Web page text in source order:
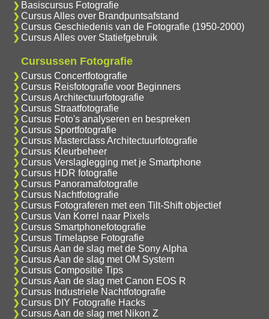
Basiscursus Fotografie
Cursus Alles over Brandpuntsafstand
Cursus Geschiedenis van de Fotografie (1950-2000)
Cursus Alles over Statiefgebruik
Cursussen Fotografie
Cursus Concertfotografie
Cursus Reisfotografie voor Beginners
Cursus Architectuurfotografie
Cursus Straatfotografie
Cursus Foto's analyseren en bespreken
Cursus Sportfotografie
Cursus Masterclass Architectuurfotografie
Cursus Kleurbeheer
Cursus Verslaglegging met je Smartphone
Cursus HDR fotografie
Cursus Panoramafotografie
Cursus Nachtfotografie
Cursus Fotograferen met een Tilt-Shift objectief
Cursus Van Korrel naar Pixels
Cursus Smartphonefotografie
Cursus Timelapse Fotografie
Cursus Aan de slag met de Sony Alpha
Cursus Aan de slag met OM System
Cursus Compositie Tips
Cursus Aan de slag met Canon EOS R
Cursus Industriele Nachtfotografie
Cursus DIY Fotografie Hacks
Cursus Aan de slag met Nikon Z